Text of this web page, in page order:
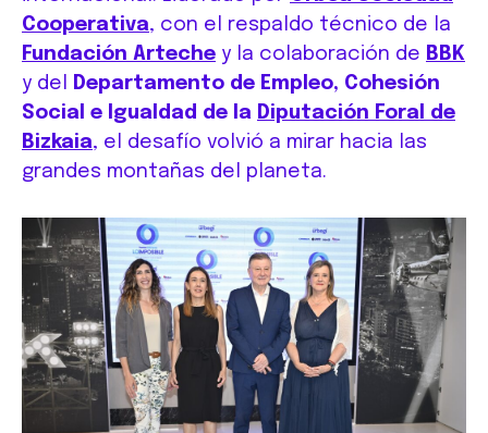
Cooperativa, con el respaldo técnico de la
Fundación Arteche y la colaboración de BBK
y del
Departamento de Empleo, Cohesión
Social e Igualdad de la Diputación Foral de
Bizkaia, el desafío volvió a mirar hacia las
grandes montañas del planeta.